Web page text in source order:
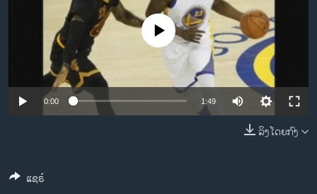
ອິດສະຫຼະພາບດ້ານການຂ່າວ
ຊີວິດຊາວລາວ
ຊຸມຊົນຊາວລາວ
ວິທະຍາສາດ-ເທັກໂນໂລຈີ
ພາສາອັງກິດ
No media source currently available
0:00 1:49
ລິງໂດຍກົງ
ແຊຣ໌